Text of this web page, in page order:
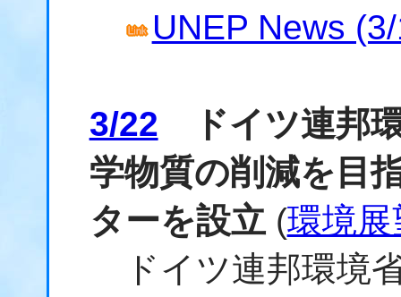
UNEP News
3/22 ドイツ連邦
学物質の削減を目
ターを設立(環境展
ドイツ連邦環境